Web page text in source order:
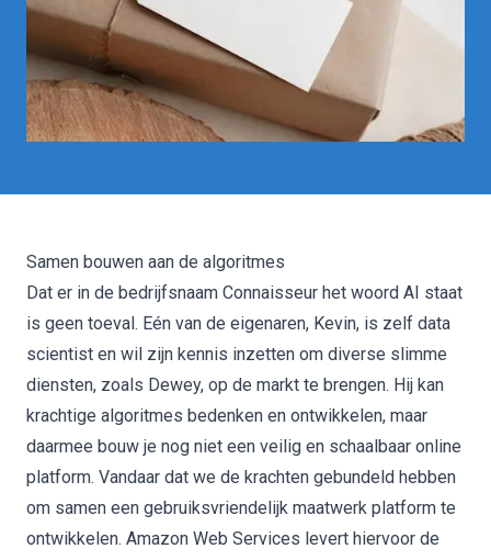
Samen bouwen aan de algoritmes
Dat er in de bedrijfsnaam Connaisseur het woord AI staat
is geen toeval. Eén van de eigenaren, Kevin, is zelf data
scientist en wil zijn kennis inzetten om diverse slimme
diensten, zoals Dewey, op de markt te brengen. Hij kan
krachtige algoritmes bedenken en ontwikkelen, maar
daarmee bouw je nog niet een veilig en schaalbaar online
platform. Vandaar dat we de krachten gebundeld hebben
om samen een gebruiksvriendelijk maatwerk platform te
ontwikkelen. Amazon Web Services levert hiervoor de